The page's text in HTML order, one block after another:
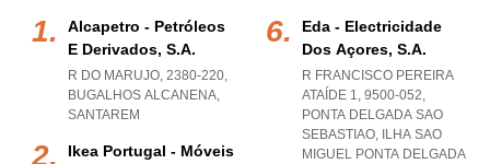
Alcapetro - Petróleos
E Derivados, S.a.
R DO MARUJO, 2380-220,
BUGALHOS ALCANENA,
SANTAREM
Ikea Portugal - Móveis
Eda - Electricidade
Dos Açores, S.a.
R FRANCISCO PEREIRA
ATAÍDE 1, 9500-052,
PONTA DELGADA SAO
SEBASTIAO, ILHA SAO
MIGUEL PONTA DELGADA